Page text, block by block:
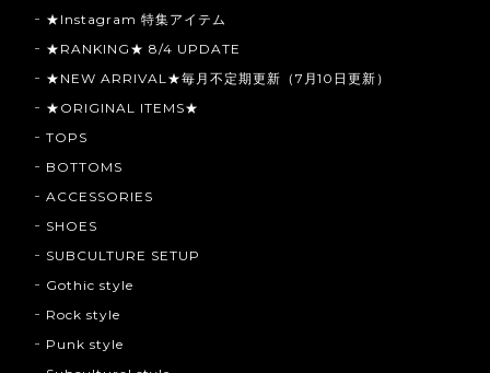
★Instagram 特集アイテム
★RANKING★ 8/4 UPDATE
★NEW ARRIVAL★毎月不定期更新（7月10日更新）
★ORIGINAL ITEMS★
TOPS
BOTTOMS
ACCESSORIES
SHOES
SUBCULTURE SETUP
Gothic style
Rock style
Punk style